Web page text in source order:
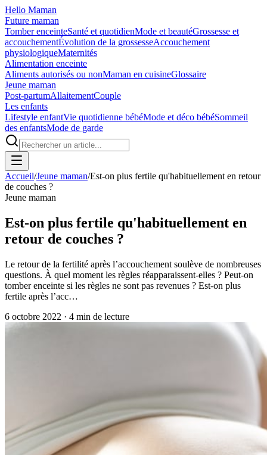
Hello Maman
Future maman
Tomber enceinteSanté et quotidienMode et beautéGrossesse et
accouchementÉvolution de la grossesseAccouchement
physiologiqueMaternités
Alimentation enceinte
Aliments autorisés ou nonMaman en cuisineGlossaire
Jeune maman
Post-partumAllaitementCouple
Les enfants
Lifestyle enfantVie quotidienne bébéMode et déco bébéSommeil
des enfantsMode de garde
Accueil/Jeune maman/Est-on plus fertile qu'habituellement en retour
de couches ?
Jeune maman
Est-on plus fertile qu'habituellement en
retour de couches ?
Le retour de la fertilité après l’accouchement soulève de nombreuses
questions. À quel moment les règles réapparaissent-elles ? Peut-on
tomber enceinte si les règles ne sont pas revenues ? Est-on plus
fertile après l’acc…
6 octobre 2022 · 4 min de lecture